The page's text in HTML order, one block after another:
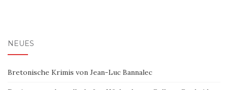
NEUES
Bretonische Krimis von Jean-Luc Bannalec